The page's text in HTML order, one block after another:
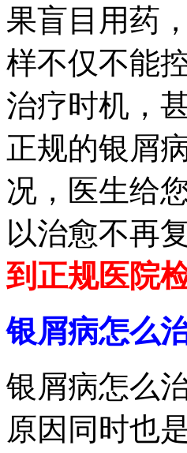
果盲目用药
样不仅不能
治疗时机，
正规的银屑
况，医生给
以治愈不再
到正规医院
银屑病怎么
银屑病怎么
原因同时也